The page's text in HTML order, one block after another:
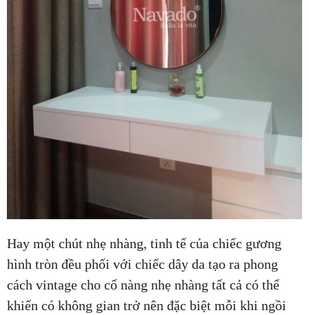
Hay một chút nhẹ nhàng, tinh tế của chiếc gương
hình tròn đều phối với chiếc dây da tạo ra phong
cách vintage cho cố nàng nhẹ nhàng tất cả có thể
khiến có không gian trở nên đặc biệt mỗi khi ngồi